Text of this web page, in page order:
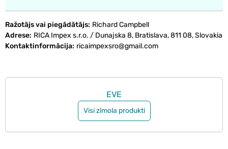
Ražotājs vai piegādātājs Richard Campbell
Adrese RICA Impex s.r.o. / Dunajska 8, Bratislava, 811 08, Slovakia
Kontaktinformācija ricaimpexsro@gmail.com
EVE
Visi zīmola produkti